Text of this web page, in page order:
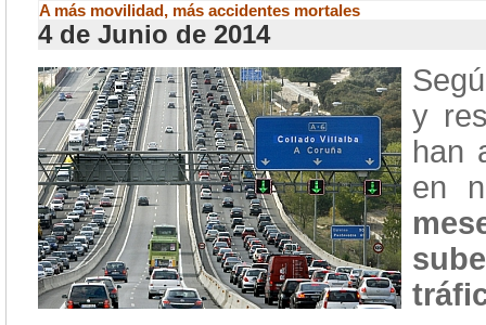
A más movilidad, más accidentes mortales
4 de Junio de 2014
y
han
en